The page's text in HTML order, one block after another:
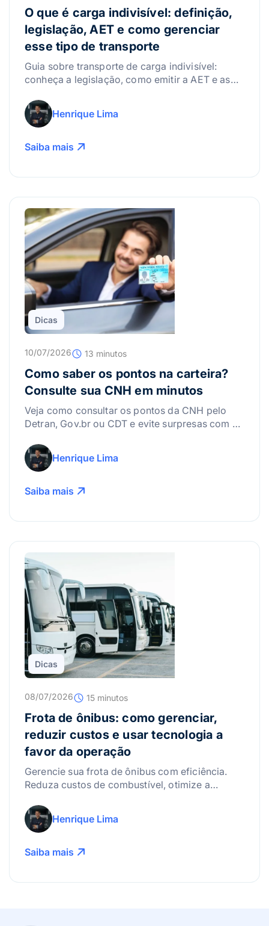
O que é carga indivisível: definição,
legislação, AET e como gerenciar
esse tipo de transporte
Guia sobre transporte de carga indivisível:
conheça a legislação, como emitir a AET e as
Henrique Lima
Saiba mais
Dicas
10/07/2026 13 minutos
Como saber os pontos na carteira?
Consulte sua CNH em minutos
Veja como consultar os pontos da CNH pelo
Detran, Gov.br ou CDT e evite surpresas com a
Henrique Lima
Saiba mais
Dicas
08/07/2026 15 minutos
Frota de ônibus: como gerenciar,
reduzir custos e usar tecnologia a
favor da operação
Gerencie sua frota de ônibus com eficiência.
Reduza custos de combustível, otimize a
mais!
Henrique Lima
Saiba mais